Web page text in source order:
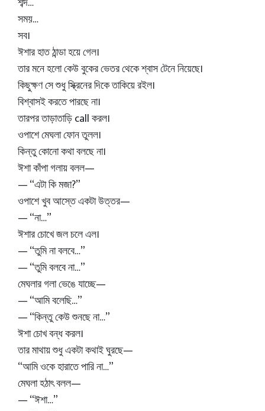
সময়…
সব।
ঈশার হাত ঠান্ডা হয়ে গেল।
তার মনে হলো কেউ বুকের ভেতর থেকে শ্বাস টেনে নিয়েছে।
কিছুক্ষণ সে শুধু স্ক্রিনের দিকে তাকিয়ে রইল।
বিশ্বাসই করতে পারছে না।
তারপর তাড়াতাড়ি call করল।
ওপাশে মেঘলা ফোন তুলল।
কিন্তু কোনো কথা বলছে না।
ঈশা কাঁপা গলায় বলল—
— “এটা কি মজা?”
ওপাশে খুব আস্তে একটা উত্তর—
— “না…”
ঈশার চোখে জল চলে এল।
— “তুমি না বলবে…”
— “তুমি বলবে না…”
মেঘলার গলা ভেঙে যাচ্ছে—
— “আমি বলেছি…”
— “কিন্তু কেউ শুনছে না…”
ঈশা চোখ বন্ধ করল।
তার মাথায় শুধু একটা কথাই ঘুরছে—
“আমি ওকে হারাতে পারি না…”
মেঘলা হঠাৎ বলল—
— “ঈশা…”